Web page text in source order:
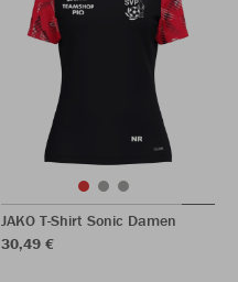
JAKO T-Shirt Sonic Damen
30,49 €